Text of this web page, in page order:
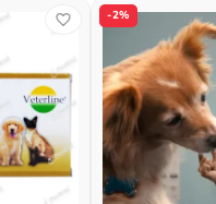
-2%